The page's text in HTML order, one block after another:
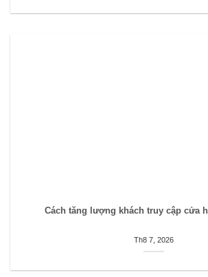
Cách tăng lượng khách truy cập cửa
Th8 7, 2026